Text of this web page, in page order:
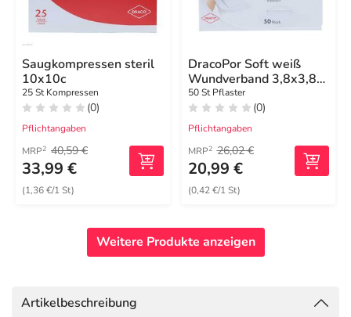
Saugkompressen steril
10x10c
25 St Kompressen
(0)
Pflichtangaben
MRP2 40,59 €
33,99 €
(1,36 €/1 St)
DracoPor Soft weiß
Wundverband 3,8x3,8
cm steril
50 St Pflaster
(0)
Pflichtangaben
MRP2 26,02 €
20,99 €
(0,42 €/1 St)
Weitere Produkte anzeigen
Artikelbeschreibung